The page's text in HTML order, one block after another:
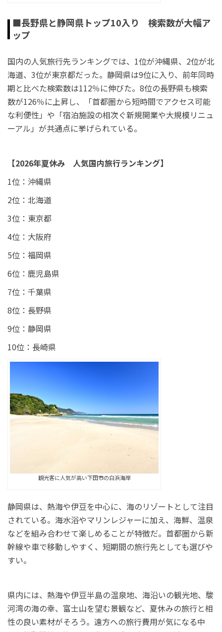
■長野県と静岡県トップ10入り 検索数が大幅ア
ップ
国内の人気旅行先ランキングでは、1位が沖縄県、2位が北
海道、3位が東京都だった。静岡県は9位に入り、前年同時
期と比べた検索数は112％に伸びた。8位の長野県も検索
数が126％に上昇し、「首都圏から短時間でアクセス可能
な利便性」や「宿泊施設の相次ぐ新規開業や大規模リニュ
ーアル」が共通点に挙げられている。
【2026年夏休み 人気国内旅行ランキング】
1位：沖縄県
2位：北海道
3位：東京都
4位：大阪府
5位：福岡県
6位：鹿児島県
7位：千葉県
8位：長野県
9位：静岡県
10位：長崎県
観光客に人気が高い下田市の白浜海岸
静岡県は、熱海や伊豆を中心に、海のリゾートとして注目
されている。海水浴やマリンレジャーに加え、海鮮、温泉
などを組み合わせて楽しめることが特徴だ。首都圏から新
幹線や車で移動しやすく、短期間の旅行先としても選びや
すい。
県内には、熱海や伊豆半島の温泉地、海沿いの観光地、駿
河湾の海の幸、富士山を望む景観など、夏休みの旅行と相
性の良い素材がそろう。遠方への旅行費用が気になる中